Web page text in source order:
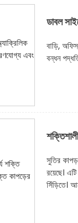
ডাবল
বাড়ি,
বন্ধন
সুতির
রয়েছে।
সিঁড়িতে।